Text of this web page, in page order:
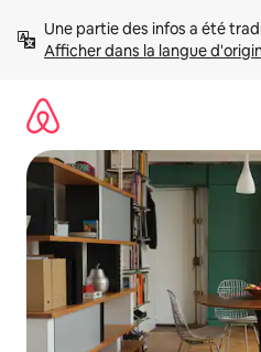
directement
Afficher dans la langue